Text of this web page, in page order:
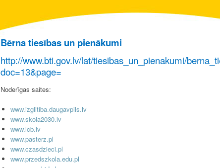
Bērna tiesības un pienākumi
http://www.bti.gov.lv/lat/tiesibas_un_pienakumi/
doc=13&page=
Noderīgas saites:
www.izglitiba.daugavpils.lv
www.skola2030.lv
www.lcb.lv
www.pasterz.pl
www.czasdzieci.pl
www.przedszkola.edu.pl